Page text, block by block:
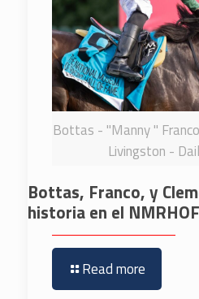
Bottas - "Manny "
Livingston -
Bottas, Franco, y
historia en el
Read more